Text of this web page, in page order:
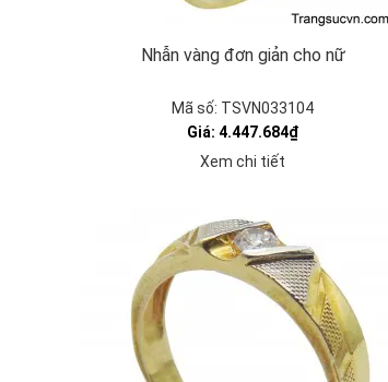
Nhẫn vàng đơn giản cho nữ
Mã số: TSVN033104
Giá: 4.447.684₫
Xem chi tiết